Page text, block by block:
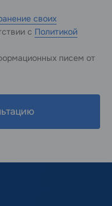
своих
с Политикой
писем от